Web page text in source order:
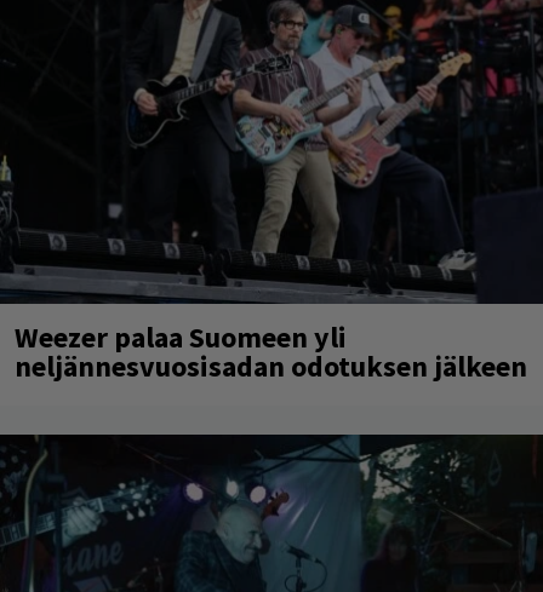
Weezer palaa Suomeen yli
neljännesvuosisadan odotuksen jälkeen